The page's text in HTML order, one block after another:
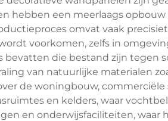
hebben een meerlaags
omvat vaak
voorkomen, zelfs in
die bestand zijn tegen
van natuurlijke materialen
de woningbouw,
en kelders, waar
en onderwijsfaciliteiten,